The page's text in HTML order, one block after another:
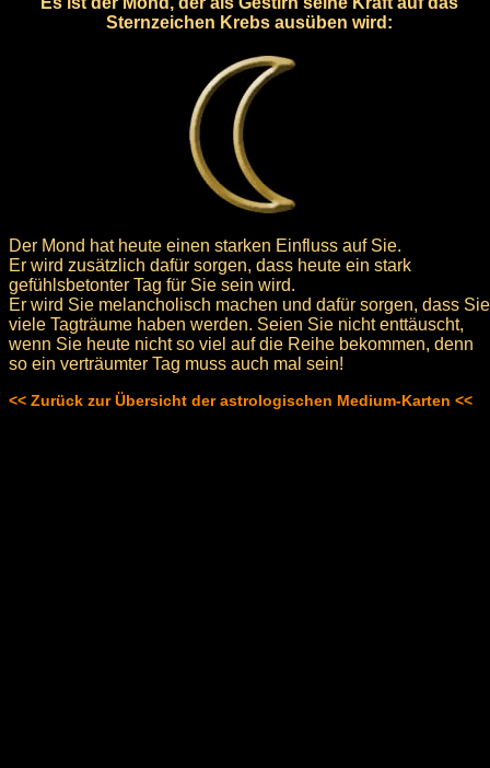
Sternzeichen Krebs ausüben wird:
Der Mond hat heute einen starken Einfluss auf Sie.
Er wird zusätzlich dafür sorgen, dass heute ein stark
gefühlsbetonter Tag für Sie sein wird.
Er wird Sie melancholisch machen und dafür sorgen, dass Sie
viele Tagträume haben werden. Seien Sie nicht enttäuscht,
wenn Sie heute nicht so viel auf die Reihe bekommen, denn
so ein verträumter Tag muss auch mal sein!
<< Zurück zur Übersicht der astrologischen Medium-Karten <<